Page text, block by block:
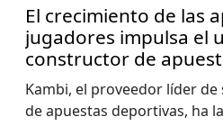
El crecimiento de las
jugadores impulsa el
constructor de
niveles, muestra el
del Mundo de Kambi
Kambi, el proveedor líder
de apuestas deportivas, ha